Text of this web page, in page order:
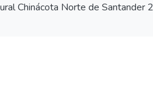
Chinácota Norte de